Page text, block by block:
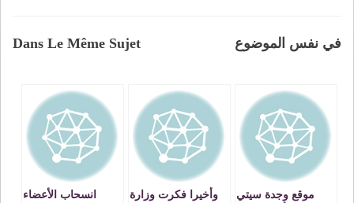
Dans Le Même Sujet في نفس الموضوع
موقع وجدة سيتي
وأخيرا فكرت وزارة
انسحاب الأعضاء